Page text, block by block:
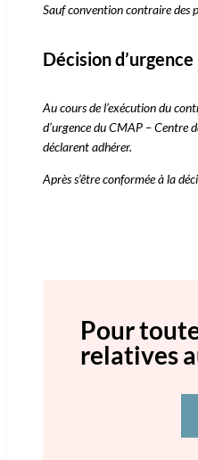
Sauf convention contraire des
Décision d’urgence
Au cours de l’exécution du
d’urgence du CMAP – Centre
déclarent adhérer.
Après s’être conformée à la
Pour
relatives